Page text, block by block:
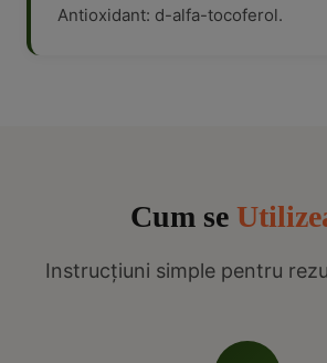
Antioxidant: d-alfa-tocoferol.
Cum se
Instrucțiuni simple pentru